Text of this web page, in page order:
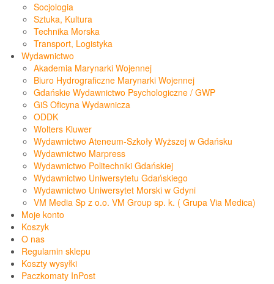
Socjologia
Sztuka, Kultura
Technika Morska
Transport, Logistyka
Wydawnictwo
Akademia Marynarki Wojennej
Biuro Hydrograficzne Marynarki Wojennej
Gdańskie Wydawnictwo Psychologiczne / GWP
GiS Oficyna Wydawnicza
ODDK
Wolters Kluwer
Wydawnictwo Ateneum-Szkoły Wyższej w Gdańsku
Wydawnictwo Marpress
Wydawnictwo Politechniki Gdańskiej
Wydawnictwo Uniwersytetu Gdańskiego
Wydawnictwo Uniwersytet Morski w Gdyni
VM Media Sp z o.o. VM Group sp. k. ( Grupa Via Medica)
Moje konto
Koszyk
O nas
Regulamin sklepu
Koszty wysyłki
Paczkomaty InPost